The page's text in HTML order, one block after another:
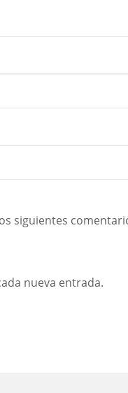
siguientes
nueva entrada.